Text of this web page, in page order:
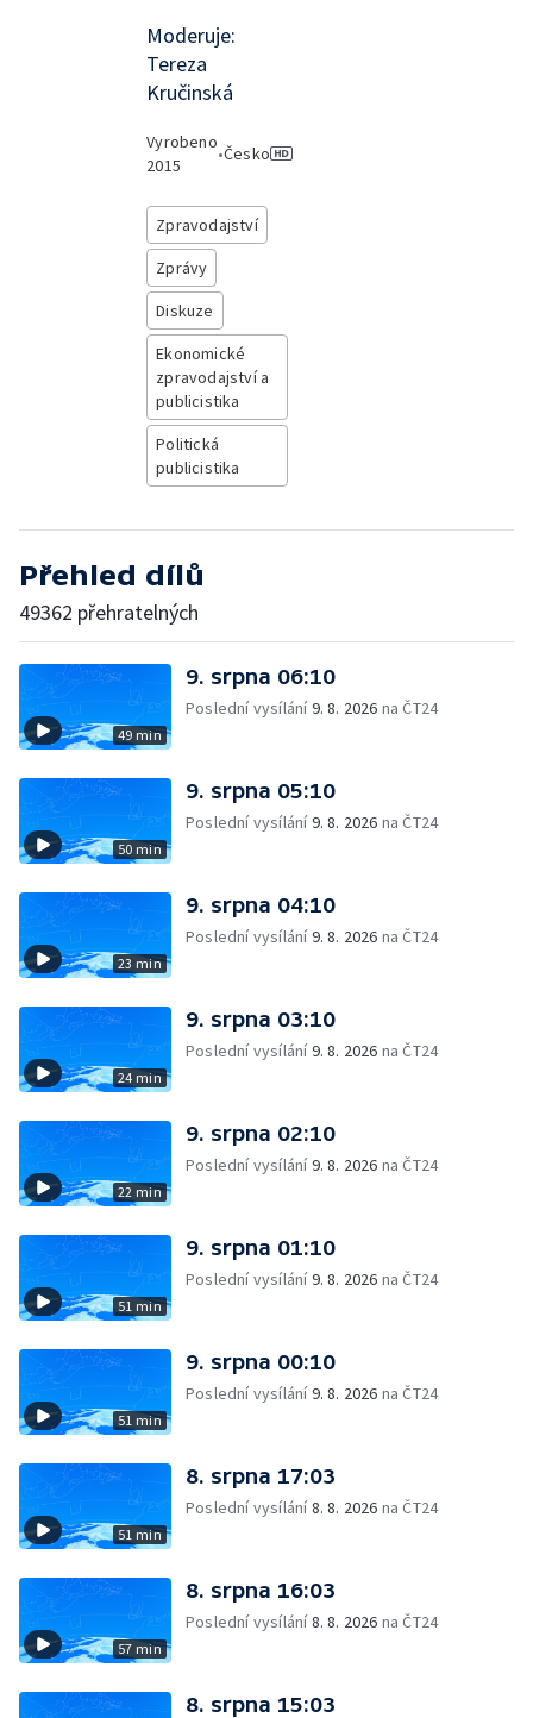
Moderuje:
Tereza
Kručinská
Vyrobeno
2015
•Česko
Zpravodajství
Zprávy
Diskuze
Ekonomické
zpravodajství a
publicistika
Politická
publicistika
Přehled dílů
49362 přehratelných
49 min
9. srpna 06:10
Poslední vysílání9. 8. 2026 na ČT24
50 min
9. srpna 05:10
Poslední vysílání9. 8. 2026 na ČT24
23 min
9. srpna 04:10
Poslední vysílání9. 8. 2026 na ČT24
24 min
9. srpna 03:10
Poslední vysílání9. 8. 2026 na ČT24
22 min
9. srpna 02:10
Poslední vysílání9. 8. 2026 na ČT24
51 min
9. srpna 01:10
Poslední vysílání9. 8. 2026 na ČT24
51 min
9. srpna 00:10
Poslední vysílání9. 8. 2026 na ČT24
51 min
8. srpna 17:03
Poslední vysílání8. 8. 2026 na ČT24
57 min
8. srpna 16:03
Poslední vysílání8. 8. 2026 na ČT24
8. srpna 15:03